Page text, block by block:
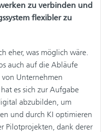
zu verbinden und
flexibler zu
eher, was möglich wäre.
auch auf die Abläufe
Unternehmen
es sich zur Aufgabe
abzubilden, um
und durch KI optimieren
Pilotprojekten, dank derer